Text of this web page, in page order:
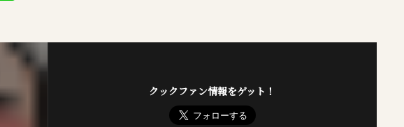
クックファン情報をゲット！